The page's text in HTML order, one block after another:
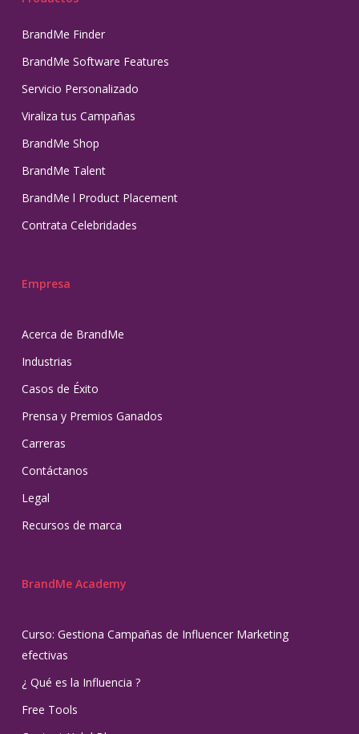
BrandMe Finder
BrandMe Software Features
Servicio Personalizado
Viraliza tus Campañas
BrandMe Shop
BrandMe Talent
BrandMe l Product Placement
Contrata Celebridades
Empresa
Acerca de BrandMe
Industrias
Casos de Éxito
Prensa y Premios Ganados
Carreras
Contáctanos
Legal
Recursos de marca
BrandMe Academy
Curso: Gestiona Campañas de Influencer Marketing
efectivas
¿ Qué es la Influencia ?
Free Tools